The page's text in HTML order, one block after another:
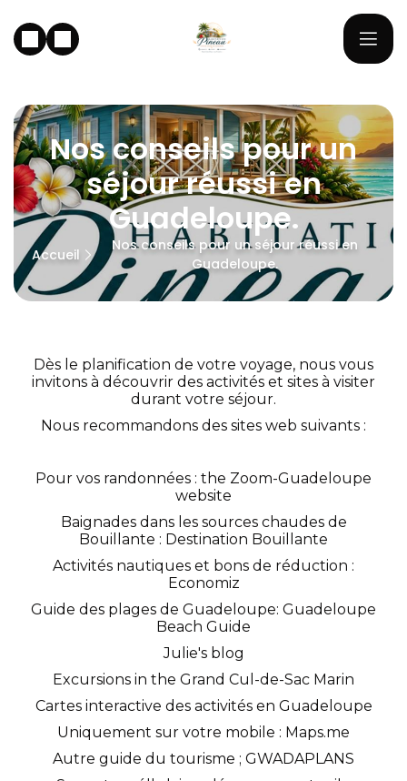
Nos conseils pour un
séjour réussi en
Guadeloupe.
Accueil
Nos conseils pour un séjour réussi en
Guadeloupe.
Dès le planification de votre voyage, nous vous
invitons à découvrir des activités et sites à visiter
durant votre séjour.
Nous recommandons des sites web suivants :
Pour vos randonnées : the Zoom-Guadeloupe
website
Baignades dans les sources chaudes de
Bouillante : Destination Bouillante
Activités nautiques et bons de réduction :
Economiz
Guide des plages de Guadeloupe: Guadeloupe
Beach Guide
Julie's blog
Excursions in the Grand Cul-de-Sac Marin
Cartes interactive des activités en Guadeloupe
Uniquement sur votre mobile : Maps.me
Autre guide du tourisme ; GWADAPLANS